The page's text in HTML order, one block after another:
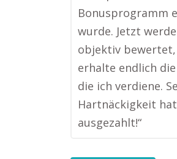
Bonusprogramm
wurde. Jetzt
objektiv
erhalte endlich
die ich verdiene.
Hartnäckigkeit
ausgezahlt!“